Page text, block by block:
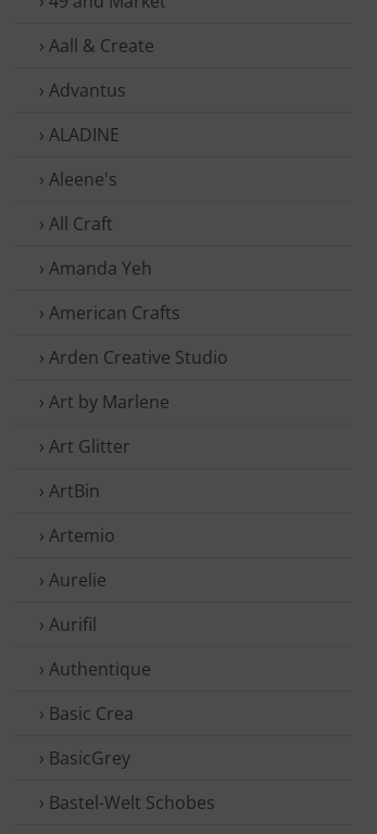
› Aall & Create
› Advantus
› ALADINE
› Aleene's
› All Craft
› Amanda Yeh
› American Crafts
› Arden Creative Studio
› Art by Marlene
› Art Glitter
› ArtBin
› Artemio
› Aurelie
› Aurifil
› Authentique
› Basic Crea
› BasicGrey
› Bastel-Welt Schobes